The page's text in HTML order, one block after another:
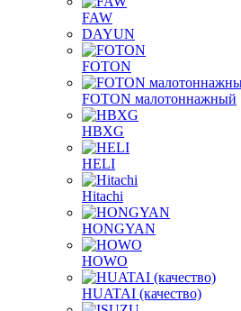
FAW
DAYUN
FOTON
FOTON малотоннажный
HBXG
HELI
Hitachi
HONGYAN
HOWO
HUATAI (качество)